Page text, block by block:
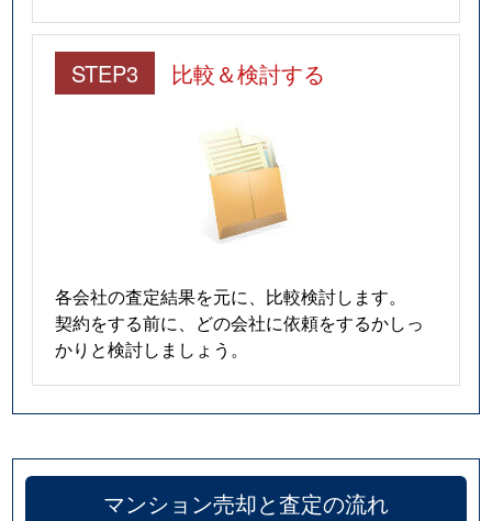
STEP3 比較＆検討する
各会社の査定結果を元に、比較検討します。
契約をする前に、どの会社に依頼をするかしっ
かりと検討しましょう。
マンション売却と査定の流れ